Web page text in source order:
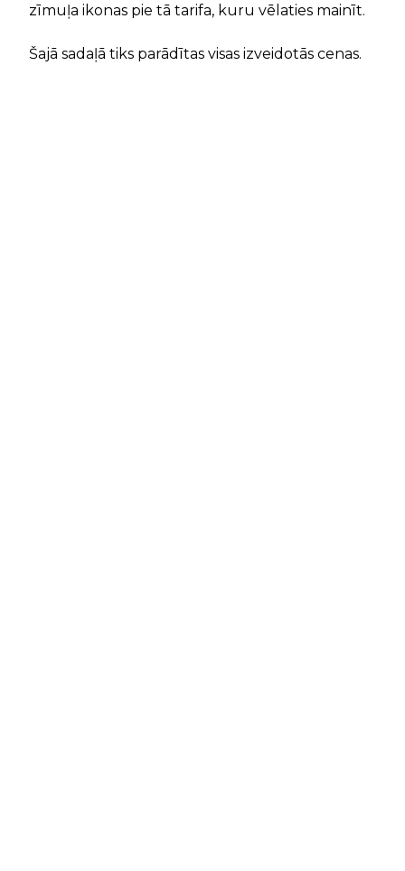
zīmuļa ikonas pie tā tarifa, kuru vēlaties mainīt.
Šajā sadaļā tiks parādītas visas izveidotās cenas.